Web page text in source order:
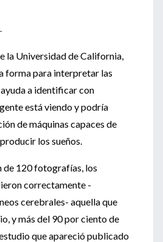
la Universidad de California,
forma para interpretar las
a identificar con
está viendo y podría
de máquinas capaces de
los sueños.
de 120 fotografías, los
correctamente -
cerebrales- aquella que
y más del 90 por ciento de
que apareció publicado